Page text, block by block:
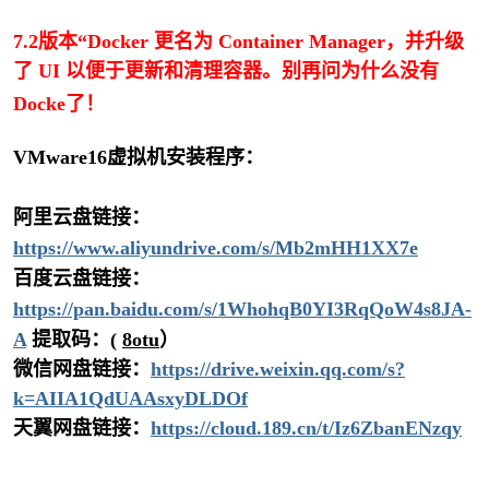
7.2版本“Docker 更名为 Container Manager，并升级
了 UI 以便于更新和清理容器。别再问为什么没有
Docke了！
VMware16虚拟机安装程序：
阿里云盘链接：
https://www.aliyundrive.com/s/Mb2mHH1XX7e
百度云盘链接：
https://pan.baidu.com/s/1WhohqB0YI3RqQoW4s8JA-
A提取码：( 8otu）
微信网盘链接： https://drive.weixin.qq.com/s?
k=AIIA1QdUAAsxyDLDOf
天翼网盘链接： https://cloud.189.cn/t/Iz6ZbanENzqy